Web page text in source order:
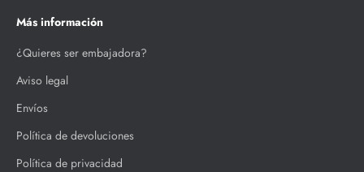
Más información
¿Quieres ser embajadora?
Aviso legal
Envíos
Política de devoluciones
Política de privacidad